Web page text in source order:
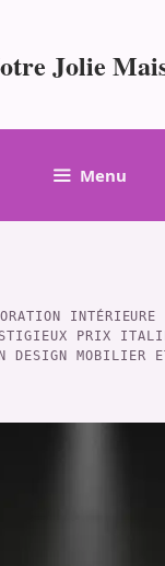
Jolie
Menu
INTÉRIEURE
PRIX
DESIGN MOBILIER